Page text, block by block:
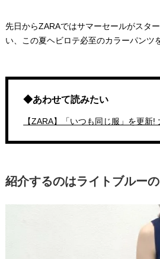
先日からZARAではサマーセールがスタ
い、この夏ヘビロテ必至のカラーパンツ
◆あわせて読みたい
【ZARA】「いつも同じ服」を更新
紹介するのはライトブルー